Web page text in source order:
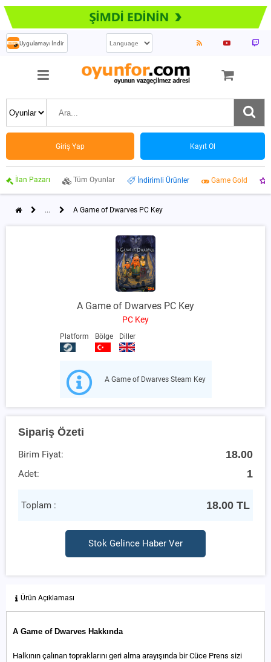
Uygulamayı İndir
Giriş Yap Kayıt Ol
İlan Pazarı Tüm Oyunlar İndirimli Ürünler Game Gold
... A Game of Dwarves PC Key
A Game of Dwarves PC Key
PC Key
Platform Bölge Diller
A Game of Dwarves Steam Key
Sipariş Özeti
Birim Fiyat: 18.00
Adet: 1
Toplam : 18.00 TL
Stok Gelince Haber Ver
Ürün Açıklaması
A Game of Dwarves Hakkında
Halkının çalınan topraklarını geri alma arayışında bir Cüce Prens sizi